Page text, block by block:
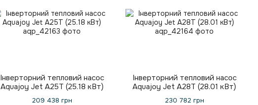
Інверторний тепловий насос
Aquajoy Jet A25T (25.18 кВт)
209 438 грн
Інверторний тепловий насос
Aquajoy Jet A28T (28.01 кВт)
230 782 грн